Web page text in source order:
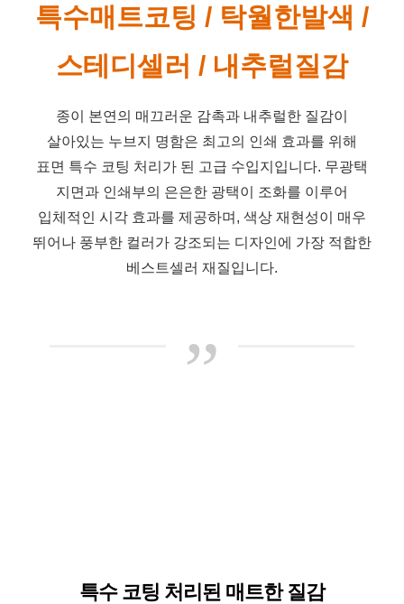
특수매트코팅 / 탁월한발색 /
스테디셀러 / 내추럴질감
종이 본연의 매끄러운 감촉과 내추럴한 질감이
살아있는 누브지 명함은 최고의 인쇄 효과를 위해
표면 특수 코팅 처리가 된 고급 수입지입니다. 무광택
지면과 인쇄부의 은은한 광택이 조화를 이루어
입체적인 시각 효과를 제공하며, 색상 재현성이 매우
뛰어나 풍부한 컬러가 강조되는 디자인에 가장 적합한
베스트셀러 재질입니다.
”
특수 코팅 처리된 매트한 질감